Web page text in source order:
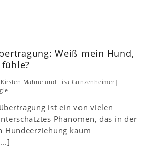
Weiß mein Hund,
Mahne und Lisa Gunzenheimer|
ist ein von vielen
Phänomen, das in der
Hundeerziehung kaum